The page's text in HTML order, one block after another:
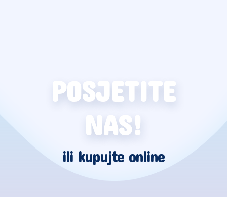
POSJETITE
NAS!
ili kupujte online